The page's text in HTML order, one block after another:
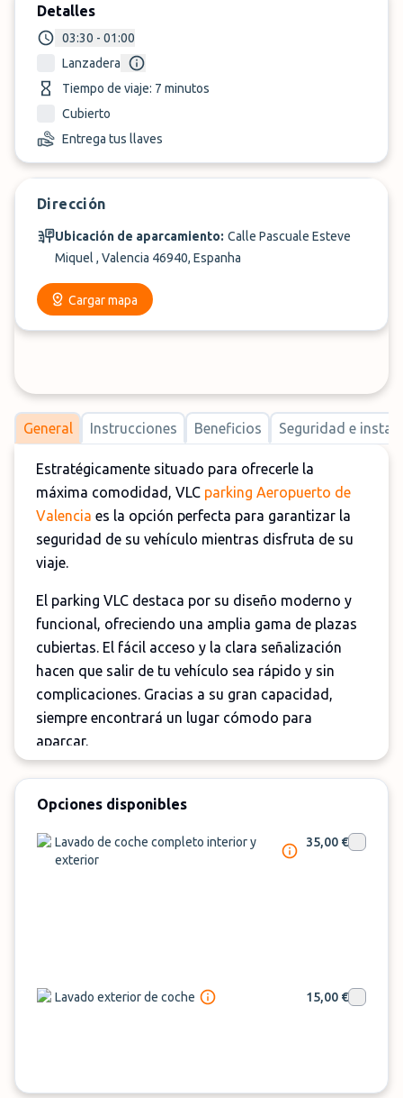
Detalles
03:30 - 01:00
Lanzadera
Tiempo de viaje: 7 minutos
Cubierto
Entrega tus llaves
Dirección
Ubicación de aparcamiento: Calle Pascuale Esteve
Miquel , Valencia 46940, Espanha
Cargar mapa
General Instrucciones Beneficios Seguridad e
Estratégicamente situado para ofrecerle la
máxima comodidad, VLC parking Aeropuerto de
Valencia es la opción perfecta para garantizar la
seguridad de su vehículo mientras disfruta de su
viaje.
El parking VLC destaca por su diseño moderno y
funcional, ofreciendo una amplia gama de plazas
cubiertas. El fácil acceso y la clara señalización
hacen que salir de tu vehículo sea rápido y sin
complicaciones. Gracias a su gran capacidad,
siempre encontrará un lugar cómodo para
aparcar.
Este parking está situado a pocos minutos del
Aeropuerto Internacional de Valencia,
terminales. Su proximidad a tan sólo 7 minutos
aparcar o recoger su vehículo cuando más le
ParkMundo!
Opciones disponibles
Lavado de coche completo interior y
exterior
35,00 €
Lavado exterior de coche 15,00 €